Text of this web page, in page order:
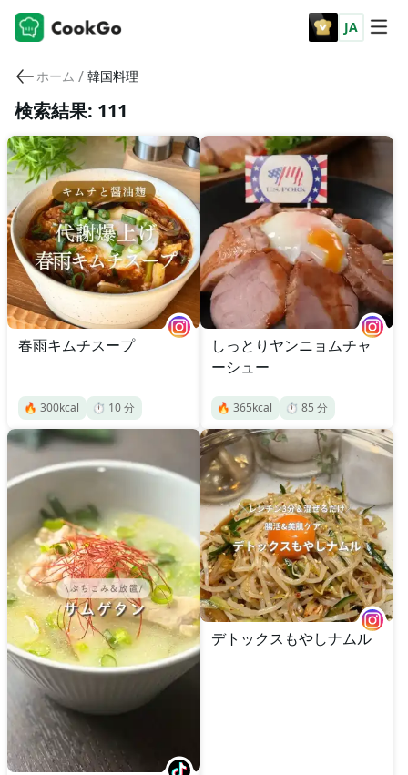
JA
ホーム / 韓国料理
検索結果: 111
春雨キムチスープ
🔥 300kcal ⏱️ 10分
しっとりヤンニョムチャ
ーシュー
🔥 365kcal ⏱️ 85 分
デトックスもやしナムル